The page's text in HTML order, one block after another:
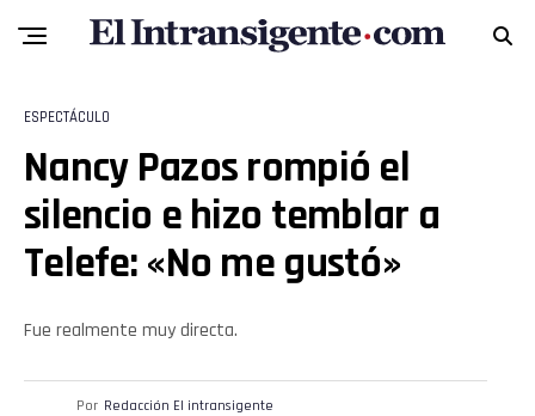
ESPECTÁCULO
Nancy Pazos rompió el
silencio e hizo temblar a
Telefe: «No me gustó»
Fue realmente muy directa.
Por Redacción El intransigente